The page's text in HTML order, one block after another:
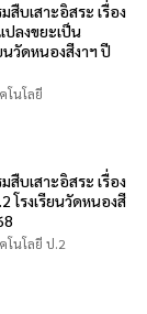
สืบเสาะอิสระ เรื่อง
ปลงขยะเป็น
นวัดหนองสีงาฯ ปี
โนโลยี
สืบเสาะอิสระ เรื่อง
โรงเรียนวัดหนองสี
โนโลยี ป.2